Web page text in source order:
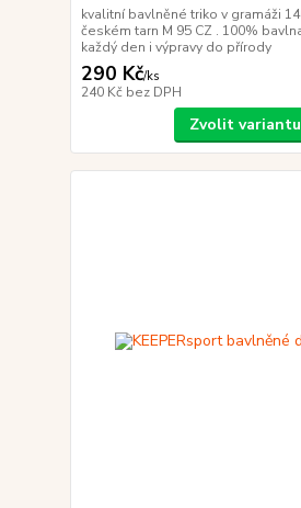
kvalitní bavlněné triko v gramáži
českém tarn M 95 CZ . 100%
každý den i výpravy do přírody
290 Kč/ks
240 Kč bez DPH
Zvolit variantu